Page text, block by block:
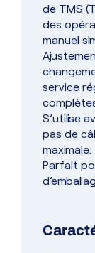
de TMS
des
manuel
service
S’utilise
pas de
maximale.
Parfait